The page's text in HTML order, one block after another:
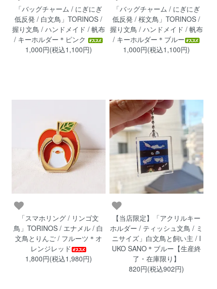
「バッグチャーム / にぎにぎ
低反発 / 白文鳥」TORINOS /
握り文鳥 / ハンドメイド / 帆布
/ キーホルダー＊ピンク
1,000円(税込1,100円)
「バッグチャーム / にぎにぎ
低反発 / 桜文鳥」TORINOS /
握り文鳥 / ハンドメイド / 帆布
/ キーホルダー＊ブルー
1,000円(税込1,100円)
「スマホリング / リンゴ文
鳥」TORINOS / エナメル / 白
文鳥とりんご / フルーツ＊オ
レンジレッド
1,800円(税込1,980円)
【当店限定】「アクリルキー
ホルダー / ティッシュ文鳥 / ミ
ニサイズ」白文鳥と飼い主 / I
UKO SANO＊ブルー【生産終
了・在庫限り】
820円(税込902円)